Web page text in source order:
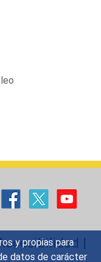
y propias para
datos de carácter
|